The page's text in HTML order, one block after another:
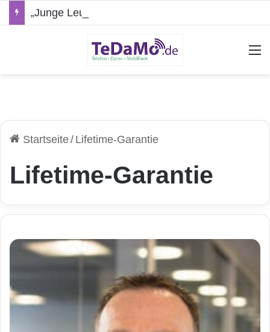
Startseite/ Lifetime-Garantie
Lifetime-Garantie